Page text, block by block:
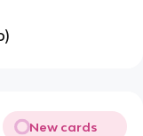
New cards